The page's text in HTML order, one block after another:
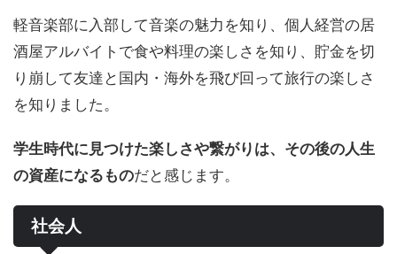
軽音楽部に入部して音楽の魅力を知り、個人経営の居
酒屋アルバイトで食や料理の楽しさを知り、貯金を切
り崩して友達と国内・海外を飛び回って旅行の楽しさ
を知りました。
学生時代に見つけた楽しさや繋がりは、その後の人生
の資産になるものだと感じます。
社会人